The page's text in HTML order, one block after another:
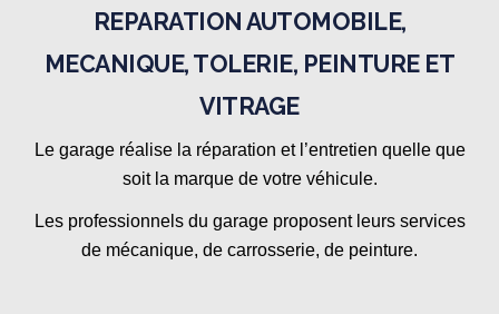
REPARATION AUTOMOBILE,
MECANIQUE, TOLERIE, PEINTURE ET
VITRAGE
Le garage réalise la réparation et l’entretien quelle que
soit la marque de votre véhicule.
Les professionnels du garage proposent leurs services
de mécanique, de carrosserie, de peinture.